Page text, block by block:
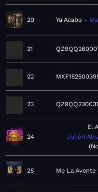
20 Ya Acabo
21
22
23
24
El
Julión
25 Me La Avente